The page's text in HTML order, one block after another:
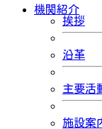
機関紹介
挨拶
沿革
主要活
施設案